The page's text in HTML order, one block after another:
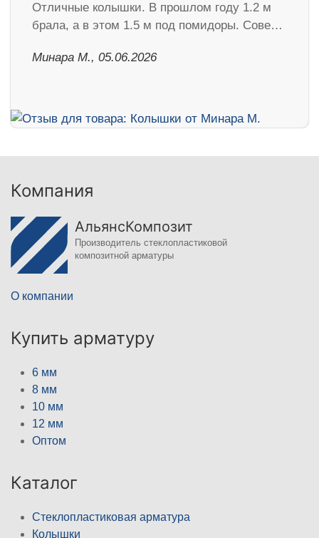
Отличные колышки. В прошлом году 1.2 м
брала, а в этом 1.5 м под помидоры. Сове…
Минара М., 05.06.2026
Компания
АльянсКомпозит
Производитель стеклопластиковой
композитной арматуры
О компании
Купить арматуру
6 мм
8 мм
10 мм
12 мм
Оптом
Каталог
Стеклопластиковая арматура
Колышки